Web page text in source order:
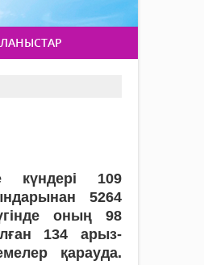
күндері 109
5264
оның 98
134 арыз-
қарауда.